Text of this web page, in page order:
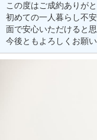
この度はご成約ありが
初めての一人暮らし不
面で安心いただけると思
今後ともよろしくお願